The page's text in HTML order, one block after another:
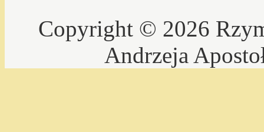
Copyright © 2026
Andrzeja